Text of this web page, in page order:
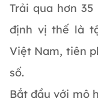
Trải qua hơn
định vị thế là
Việt Nam, tiên
số.
Bắt đầu với mô